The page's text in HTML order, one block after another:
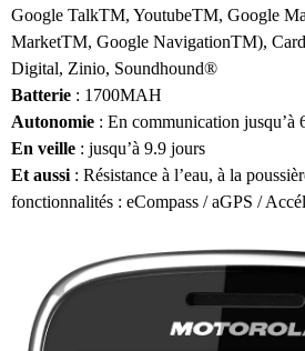
Google TalkTM, YoutubeTM, Google
MarketTM, Google NavigationTM),
Digital, Zinio, Soundhound®
Batterie : 1700MAH
Autonomie : En communication jusqu’à
En veille : jusqu’à 9.9 jours
Et aussi : Résistance à l’eau, à la
fonctionnalités : eCompass / aGPS /